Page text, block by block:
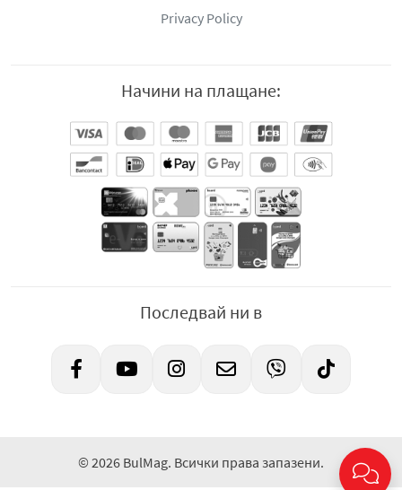
Privacy Policy
Начини на плащане:
Последвай ни в
© 2026 BulMag. Всички права запазени.